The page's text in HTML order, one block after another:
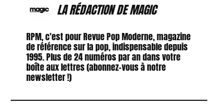
LA RÉDACTION DE MAGIC
RPM, c'est pour Revue Pop Moderne, magazine
de référence sur la pop, indispensable depuis
1995. Plus de 24 numéros par an dans votre
boîte aux lettres (abonnez-vous à notre
newsletter !)